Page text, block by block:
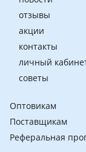
отзывы
акции
контакты
личный
советы
Оптовикам
Поставщикам
Реферальная